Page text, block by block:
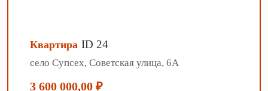
Квартира ID 24
село Супсех, Советская улица, 6А
3 600 000,00 ₽